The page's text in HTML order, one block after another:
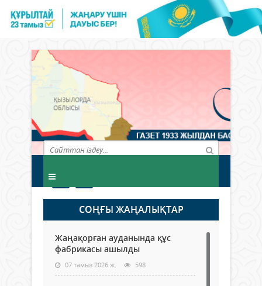
СОҢҒЫ ЖАҢАЛЫҚТАР
Жаңақорған ауданында құс
фабрикасы ашылды
07 тамыз 2026 ж. 598